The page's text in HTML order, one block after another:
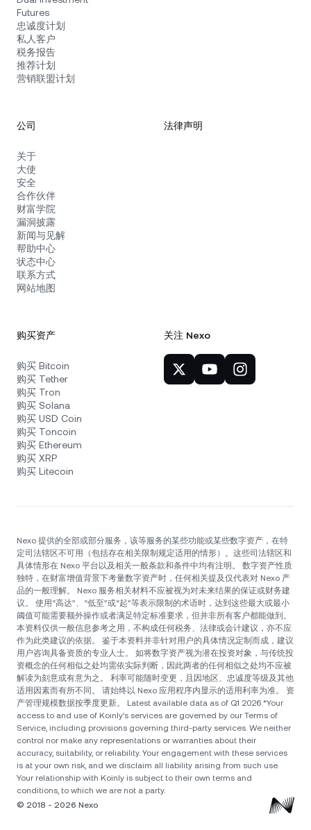
Futures
忠诚度计划
私人客户
税务报告
推荐计划
营销联盟计划
公司
关于
大使
安全
合作伙伴
财富学院
漏洞披露
新闻与见解
帮助中心
状态中心
联系方式
网站地图
法律声明
购买资产
购买 Bitcoin
购买 Tether
购买 Tron
购买 Solana
购买 USD Coin
购买 Toncoin
购买 Ethereum
购买 XRP
购买 Litecoin
关注 Nexo
Nexo 提供的全部或部分服务，该等服务的某些功能或某些数字资产，在特
定司法辖区不可用（包括存在相关限制规定适用的情形）。这些司法辖区和
具体情形在 Nexo 平台以及相关一般条款和条件中均有注明。 数字资产性质
独特，在财富增值背景下考量数字资产时，任何相关提及仅代表对 Nexo 产
品的一般理解。 Nexo 服务相关材料不应被视为对未来结果的保证或财务建
议。 使用“高达”、“低至”或“起”等表示限制的术语时，达到这些最大或最小
阈值可能需要额外操作或者满足特定标准要求，但并非所有客户都能做到。
本资料仅供一般信息参考之用，不构成任何税务、法律或会计建议，亦不应
作为此类建议的依据。 鉴于本资料并非针对用户的具体情况定制而成，建议
用户咨询具备资质的专业人士。 如将数字资产视为潜在投资对象，与传统投
资概念的任何相似之处均需依实际判断，因此两者的任何相似之处均不应被
解读为刻意或有意为之。 利率可能随时变更，且因地区、忠诚度等级及其他
适用因素而有所不同。 请始终以 Nexo 应用程序内显示的适用利率为准。 资
产管理规模数据按季度更新。 Latest available data as of Q1 2026 *Your
access to and use of Koinly's services are governed by our Terms of
Service, including provisions governing third-party services. We neither
control nor make any representations or warranties about their
accuracy, suitability, or reliability. Your engagement with these services
is at your own risk, and we disclaim all liability arising from such use.
Your relationship with Koinly is subject to their own terms and
conditions, to which we are not a party.
© 2018 - 2026 Nexo